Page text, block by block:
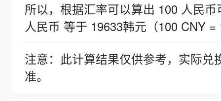
所以，根据汇率可以算出 100 人民
人民币 等于 19633韩元（100 CNY =
注意：此计算结果仅供参考，实际
准。